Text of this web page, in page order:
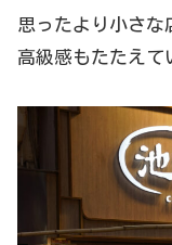
思ったより小さな
高級感もたたえて